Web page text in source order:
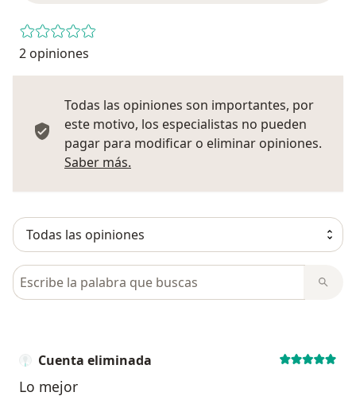
2 opiniones
Todas las opiniones son importantes, por
este motivo, los especialistas no pueden
pagar para modificar o eliminar opiniones.
Saber más.
Busca en opiniones
Cuenta eliminada
Lo mejor